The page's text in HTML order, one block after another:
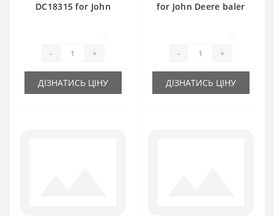
DC18315 for John
- +
ДІЗНАТИСЬ ЦІНУ
for John Deere baler
- +
ДІЗНАТИСЬ ЦІНУ